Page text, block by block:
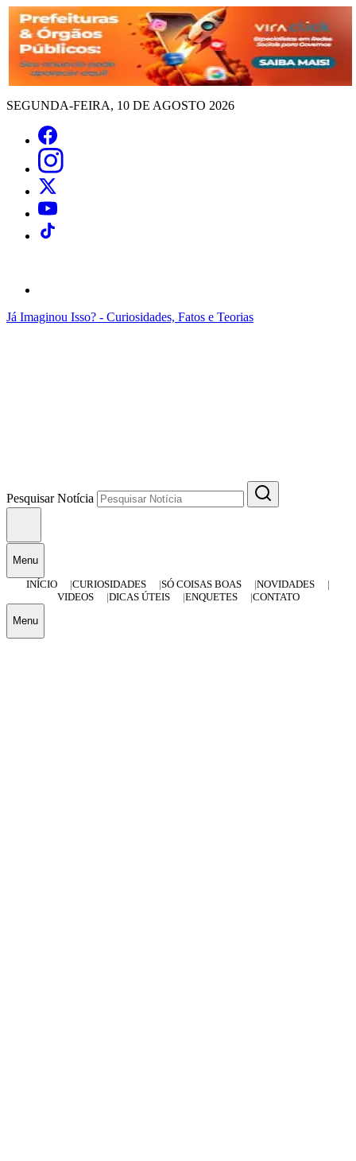
SEGUNDA-FEIRA, 10 DE AGOSTO 2026
Já Imaginou Isso? - Curiosidades, Fatos e Teorias
Pesquisar Notícia
Menu
INÍCIO
CURIOSIDADES SÓ COISAS BOAS
NOVIDADES
VIDEOS
DICAS ÚTEIS ENQUETES CONTATO
Menu